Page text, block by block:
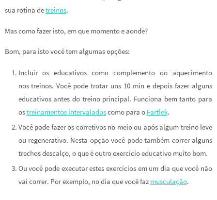
sua rotina detreinos.
Mas como fazer isto, em que momento e aonde?
Bom, para isto você tem algumas opções:
Incluir os educativos como complemento do aquecimento
nos treinos. Você pode trotar uns 10 min e depois fazer alguns
educativos antes do treino principal. Funciona bem tanto para
ostreinamentos intervaladoscomo para o Fartlek.
Você pode fazer os corretivos no meio ou após algum treino leve
ou regenerativo. Nesta opção você pode também correr alguns
trechos descalço, o que é outro exercício educativo muito bom.
Ou você pode executar estes exercícios em um dia que você não
vai correr. Por exemplo, no dia que você faz musculação.